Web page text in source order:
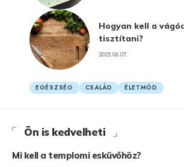
Hogyan kell a
tisztítani?
2025.06.07.
EGÉSZSÉG CSALÁD ÉLETMÓD
Ön is kedvelheti
Mi kell a templomi esküvőhöz?